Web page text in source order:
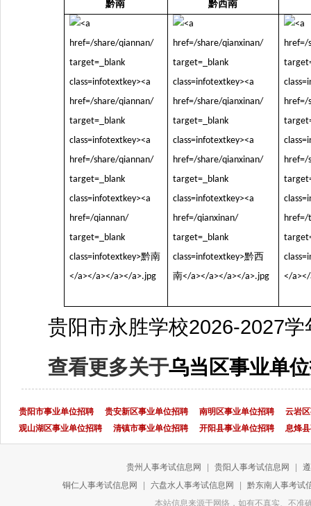
黔南 黔西南
贵阳市永胜学校2026-2027
查看更多关于乌当区事业单
贵阳市事业单位招聘 贵安新区事业单位招聘 南明区事业单位招聘
云岩
观山湖区事业单位招聘
清镇市事业单位招聘 开阳县事业单位招聘 息烽
贵州人事考试信息网 贵阳人事考试信息网
铜仁人事考试信息网
六盘水人事考试信息网
黔东南人事考试
本站信息来源于网络，如有不真实、不